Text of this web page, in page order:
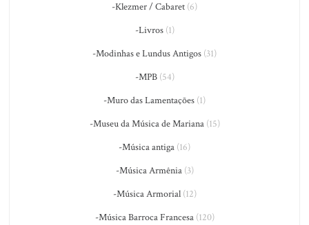
-Klezmer / Cabaret (6)
-Livros(1)
-Modinhas e Lundus Antigos (31)
-MPB(54)
-Muro das Lamentações (1)
-Museu da Música de Mariana(15)
-Música antiga (16)
-Música Armênia(3)
-Música Armorial(12)
-Música Barroca Francesa(120)